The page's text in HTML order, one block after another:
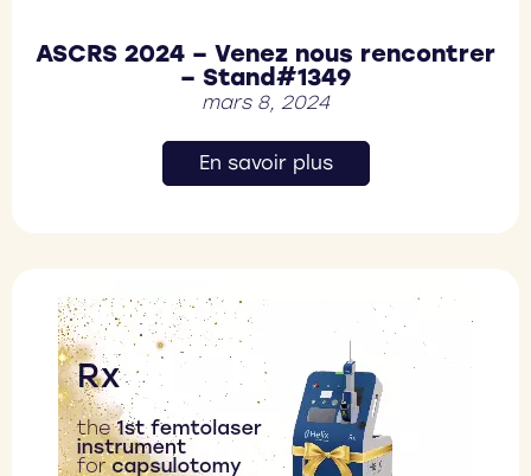
ASCRS 2024 – Venez nous rencontrer
– Stand#1349
mars 8, 2024
En savoir plus